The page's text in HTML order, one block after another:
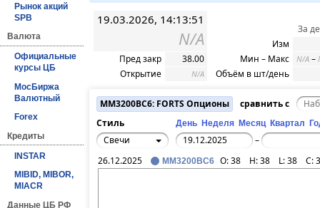
Рынок акций
SPB
Валюта
Официальные
курсы ЦБ
МосБиржа
Валютный
Forex
Кредиты
INSTAR
MIBID, MIBOR,
MIACR
Данные ЦБ РФ
19.03.2026, 14:13:51
N/A
Пред закр
38.00
Открытие
N/A
За
Изм
Мин – Макс
N/A –
Объём в шт/день
MM3200BC6: FORTS Опционы
сравнить с
Стиль
День Неделя Месяц Квартал
Свечи
–
26.12.2025
MM3200BC6 O:38 H:38 L:38 C: